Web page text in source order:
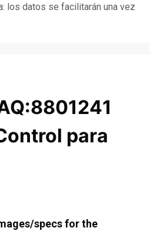
los datos se facilitarán una vez
para
specs for the